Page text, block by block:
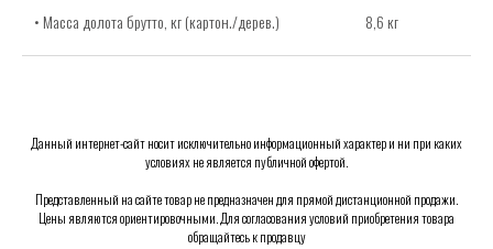
• Масса долота брутто, кг (картон./дерев.) 8,6 кг
Данный интернет-сайт носит исключительно информационный характер и ни при каких
условиях не является публичной офертой.
Представленный на сайте товар не предназначен для прямой дистанционной продажи.
Цены являются ориентировочными. Для согласования условий приобретения товара
обращайтесь к продавцу